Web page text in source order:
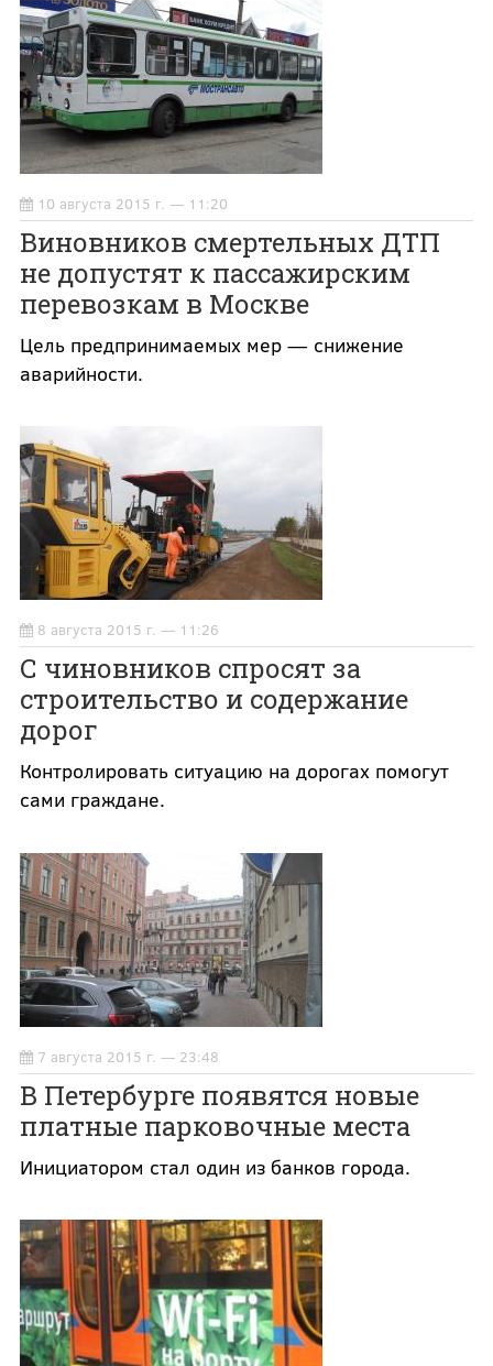
10 августа 2015 г. — 11:20
Виновников смертельных ДТП
не допустят к пассажирским
перевозкам в Москве
Цель предпринимаемых мер — снижение
аварийности.
8 августа 2015 г. — 11:26
С чиновников спросят за
строительство и содержание
дорог
Контролировать ситуацию на дорогах помогут
сами граждане.
7 августа 2015 г. — 23:48
В Петербурге появятся новые
платные парковочные места
Инициатором стал один из банков города.